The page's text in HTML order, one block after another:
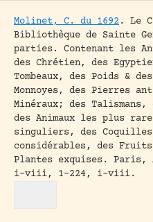
Molinet, C. du 1692 .
Le
Bibliothèque de Sainte
parties. Contenant les
des Chrétien, des
Tombeaux, des Poids &
Monnoyes, des Pierres
Minéraux; des Talismans,
des Animaux les plus
singuliers, des
considérables, des
Plantes exquises.
Paris,
i-viii, 1-224, i-viii.